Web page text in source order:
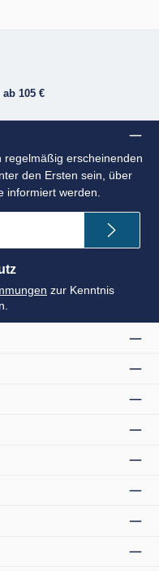
105 €
regelmäßig erscheinenden
den Ersten sein, über
informiert werden.
zur Kenntnis